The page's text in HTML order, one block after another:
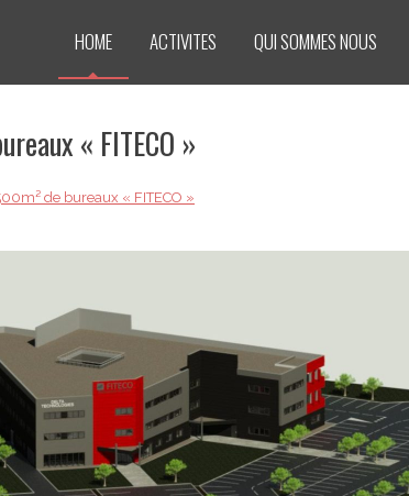
HOME ACTIVITES QUI SOMMES NOUS
« FITECO »
de bureaux « FITECO »